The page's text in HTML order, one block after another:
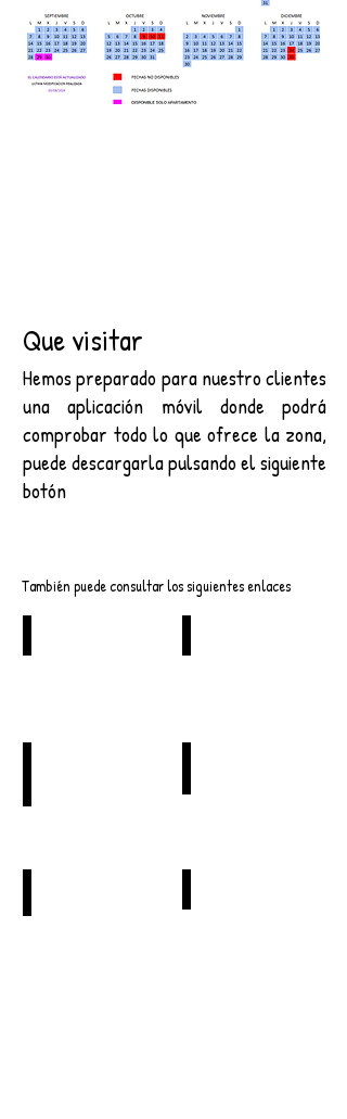
Que visitar
Hemos preparado para nuestro clientes
una aplicación móvil donde podrá
comprobar todo lo que ofrece la zona,
puede descargarla pulsando el siguiente
botón
También puede consultar los siguientes enlaces